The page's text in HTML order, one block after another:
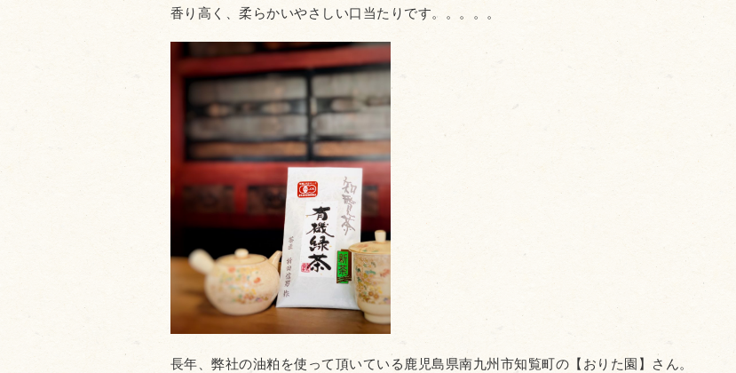
香り高く、柔らかいやさしい口当たりです。。。。。
長年、弊社の油粕を使って頂いている鹿児島県南九州市知覧町の【おりた園】さん。